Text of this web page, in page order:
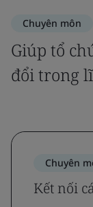
Chuyên môn
Giúp tổ
đổi trong
Chuyên
Kết nối